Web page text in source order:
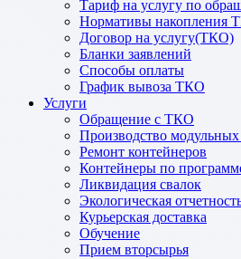
Тариф на услугу по
Нормативы накопления
Договор на услугу(ТКО)
Бланки заявлений
Способы оплаты
График вывоза ТКО
Услуги
Обращение с ТКО
Производство
Ремонт контейнеров
Контейнеры по
Ликвидация свалок
Экологическая
Курьерская доставка
Обучение
Прием вторсырья